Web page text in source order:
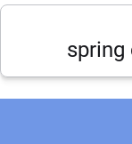
spring